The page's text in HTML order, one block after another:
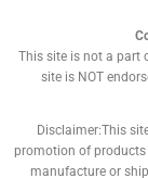
This site is not a part
site is NOT
Disclaimer:This
promotion of products
manufacture or